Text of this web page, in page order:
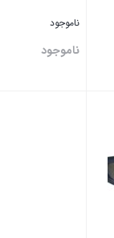
ناموجود
ناموجود